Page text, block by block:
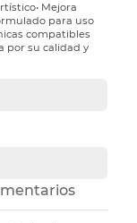
Mejora
para uso
compatibles
por su calidad y